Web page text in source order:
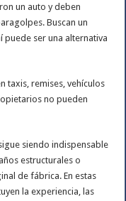
un auto y deben
Buscan un
ser una alternativa
taxis, remises, vehículos
no pueden
siendo indispensable
estructurales o
de fábrica. En estas
la experiencia, las